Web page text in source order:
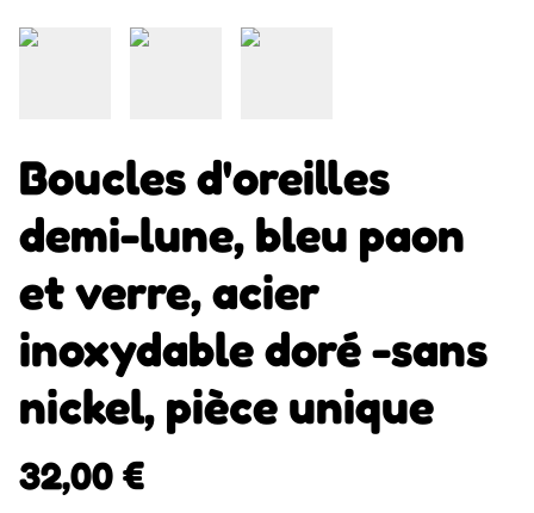
Boucles d'oreilles
demi-lune, bleu paon
et verre, acier
inoxydable doré -sans
nickel, pièce unique
32,00 €